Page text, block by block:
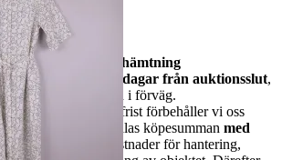
och utebliven hämtning
senast inom 14 dagar från auktionsslut,
skriftligen i förväg.
inom denna tidsfrist förbehåller vi oss
. I sådant fall återbetalas köpesumman med
avser skäliga kostnader för hantering,